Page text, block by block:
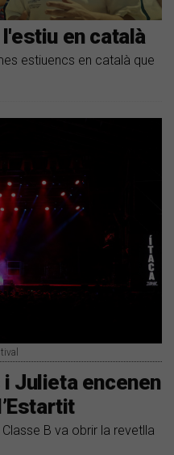
en català
estiuencs en català que
Julieta encenen
B va obrir la revetlla